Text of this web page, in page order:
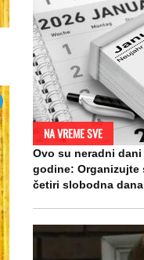
NA VREME SVE
Ovo su neradni dani
godine: Organizujte
četiri slobodna dana